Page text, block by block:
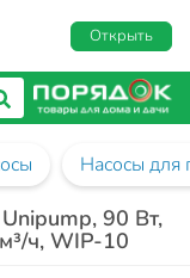
Открыть
Насосы для
90 Вт,
ч, WIP-10